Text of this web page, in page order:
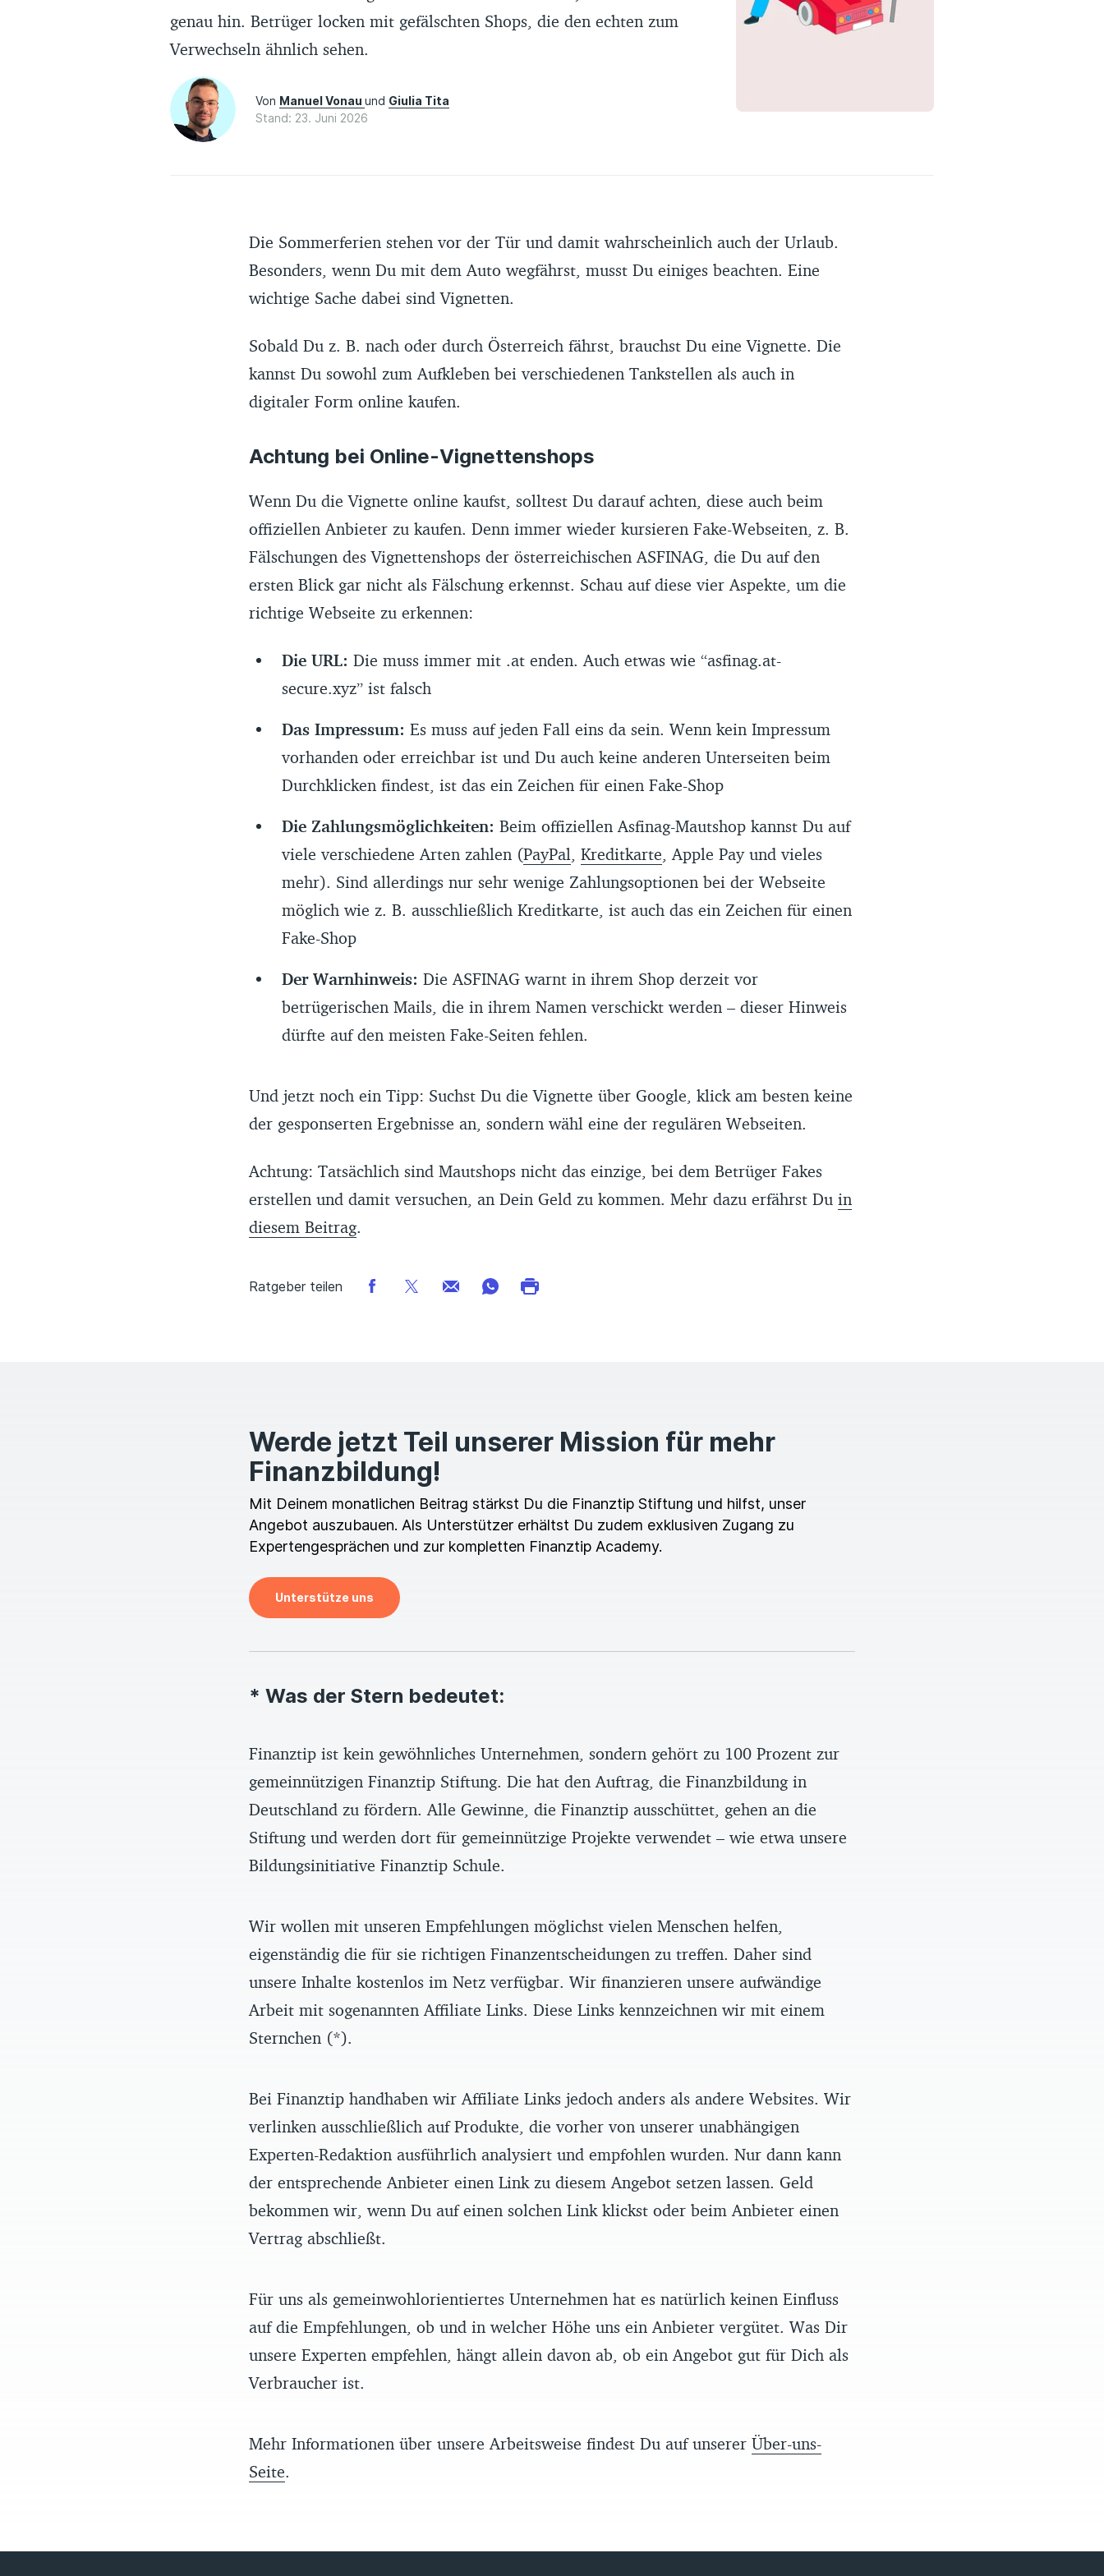
Erfahrungsportal
Academy
genau hin. Betrüger locken mit gefälschten Shops, die den echten zum
Verwechseln ähnlich sehen.
Von Manuel Vonauund Giulia Tita
Stand: 23. Juni 2026
Die Sommerferien stehen vor der Tür und damit wahrscheinlich auch der Urlaub.
Besonders, wenn Du mit dem Auto wegfährst, musst Du einiges beachten. Eine
wichtige Sache dabei sind Vignetten.
Sobald Du z. B. nach oder durch Österreich fährst, brauchst Du eine Vignette. Die
kannst Du sowohl zum Aufkleben bei verschiedenen Tankstellen als auch in
digitaler Form online kaufen.
Achtung bei Online-Vignettenshops
Wenn Du die Vignette online kaufst, solltest Du darauf achten, diese auch beim
offiziellen Anbieter zu kaufen. Denn immer wieder kursieren Fake-Webseiten, z. B.
Fälschungen des Vignettenshops der österreichischen ASFINAG, die Du auf den
ersten Blick gar nicht als Fälschung erkennst. Schau auf diese vier Aspekte, um die
richtige Webseite zu erkennen:
Die URL: Die muss immer mit .at enden. Auch etwas wie “asfinag.at-
secure.xyz” ist falsch
Das Impressum: Es muss auf jeden Fall eins da sein. Wenn kein Impressum
vorhanden oder erreichbar ist und Du auch keine anderen Unterseiten beim
Durchklicken findest, ist das ein Zeichen für einen Fake-Shop
Die Zahlungsmöglichkeiten: Beim offiziellen Asfinag-Mautshop kannst Du auf
viele verschiedene Arten zahlen (PayPal, Kreditkarte, Apple Pay und vieles
mehr). Sind allerdings nur sehr wenige Zahlungsoptionen bei der Webseite
möglich wie z. B. ausschließlich Kreditkarte, ist auch das ein Zeichen für einen
Fake-Shop
Der Warnhinweis: Die ASFINAG warnt in ihrem Shop derzeit vor
betrügerischen Mails, die in ihrem Namen verschickt werden – dieser Hinweis
dürfte auf den meisten Fake-Seiten fehlen.
Und jetzt noch ein Tipp: Suchst Du die Vignette über Google, klick am besten keine
der gesponserten Ergebnisse an, sondern wähl eine der regulären Webseiten.
Achtung: Tatsächlich sind Mautshops nicht das einzige, bei dem Betrüger Fakes
erstellen und damit versuchen, an Dein Geld zu kommen. Mehr dazu erfährst Du in
diesem Beitrag.
Ratgeber teilen
Werde jetzt Teil unserer Mission für mehr
Finanzbildung!
Mit Deinem monatlichen Beitrag stärkst Du die Finanztip Stiftung und hilfst, unser
Angebot auszubauen. Als Unterstützer erhältst Du zudem exklusiven Zugang zu
Expertengesprächen und zur kompletten Finanztip Academy.
Unterstütze uns
* Was der Stern bedeutet:
Finanztip ist kein gewöhnliches Unternehmen, sondern gehört zu 100 Prozent zur
gemeinnützigen Finanztip Stiftung. Die hat den Auftrag, die Finanzbildung in
Deutschland zu fördern. Alle Gewinne, die Finanztip ausschüttet, gehen an die
Stiftung und werden dort für gemeinnützige Projekte verwendet – wie etwa unsere
Bildungsinitiative Finanztip Schule.
Wir wollen mit unseren Empfehlungen möglichst vielen Menschen helfen,
eigenständig die für sie richtigen Finanzentscheidungen zu treffen. Daher sind
unsere Inhalte kostenlos im Netz verfügbar. Wir finanzieren unsere aufwändige
Arbeit mit sogenannten Affiliate Links. Diese Links kennzeichnen wir mit einem
Sternchen (*).
Bei Finanztip handhaben wir Affiliate Links jedoch anders als andere Websites. Wir
verlinken ausschließlich auf Produkte, die vorher von unserer unabhängigen
Experten-Redaktion ausführlich analysiert und empfohlen wurden. Nur dann kann
der entsprechende Anbieter einen Link zu diesem Angebot setzen lassen. Geld
bekommen wir, wenn Du auf einen solchen Link klickst oder beim Anbieter einen
Vertrag abschließt.
Für uns als gemeinwohlorientiertes Unternehmen hat es natürlich keinen Einfluss
auf die Empfehlungen, ob und in welcher Höhe uns ein Anbieter vergütet. Was Dir
unsere Experten empfehlen, hängt allein davon ab, ob ein Angebot gut für Dich als
Verbraucher ist.
Mehr Informationen über unsere Arbeitsweise findest Du auf unserer Über-uns-
Seite.